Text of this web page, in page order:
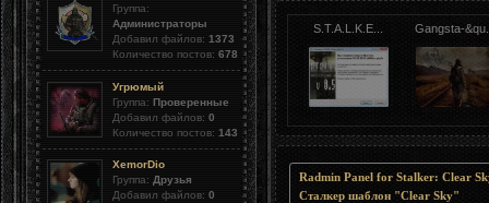
Группа:
Администраторы
Добавил файлов: 1373
Количество постов: 678
Угрюмый
Группа: Проверенные
Добавил файлов: 0
Количество постов: 143
XemorDio
Группа: Друзья
Добавил файлов: 0
S.T.A.L.K.E... Gangsta-
Radmin Panel for Stalker: Clear
Сталкер шаблон "Clear Sky"